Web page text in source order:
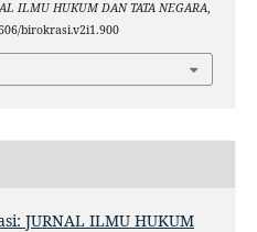
ILMU HUKUM DAN TATA NEGARA,
birokrasi.v2i1.900
JURNAL ILMU HUKUM